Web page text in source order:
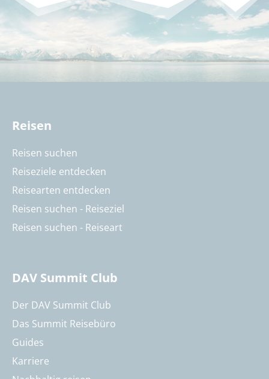
Reisen
Reisen suchen
Reiseziele entdecken
Reisearten entdecken
Reisen suchen - Reiseziel
Reisen suchen - Reiseart
DAV Summit Club
Der DAV Summit Club
Das Summit Reisebüro
Guides
Karriere